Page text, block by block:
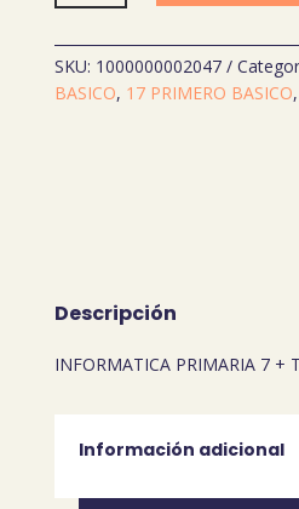
7
cantidad
SKU: 1000000002047
BASICO, 17 PRIMERO BASICO,
Descripción
INFORMATICA PRIMARIA 7 +
Información adicional